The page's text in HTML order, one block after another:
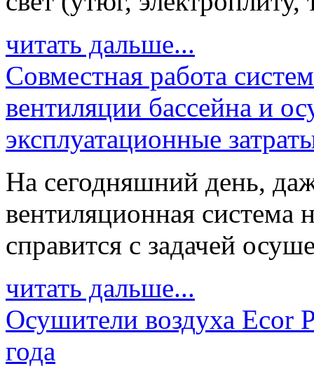
читать дальше...
Совместная работа
вентиляции бассейна и
эксплуатационные
На сегодняшний день,
вентиляционная система
справится с задачей
читать дальше...
Осушители воздуха Ecor
года